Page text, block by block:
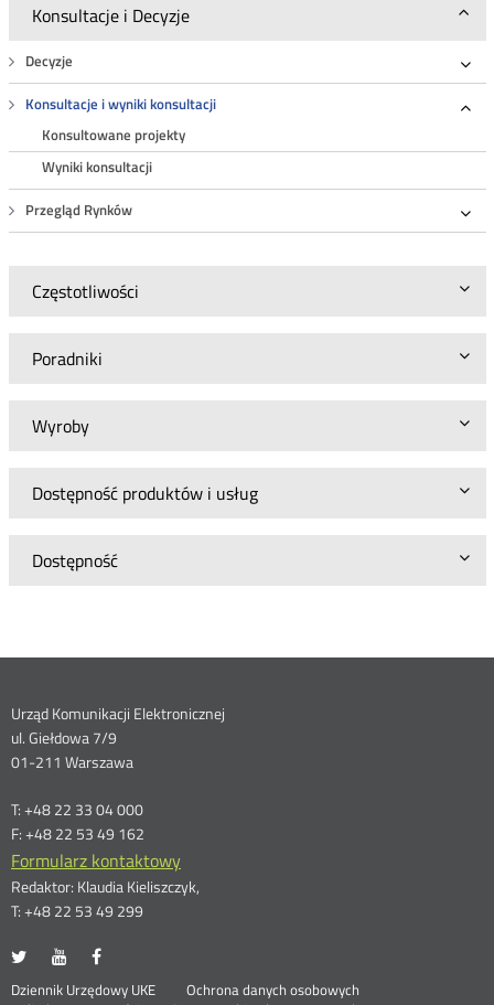
Konsultacje i Decyzje
Decyzje
Konsultacje i wyniki konsultacji
Konsultowane projekty
Wyniki konsultacji
Przegląd Rynków
Częstotliwości
Poradniki
Wyroby
Dostępność produktów i usług
Dostępność
Dane
kontaktowe
Urząd Komunikacji Elektronicznej
ul. Giełdowa 7/9
01-211 Warszawa
T: +48 22 33 04 000
F: +48 22 53 49 162
Formularz kontaktowy
Redaktor: Klaudia Kieliszczyk,
T: +48 22 53 49 299
UKE
portalu
Otwórz
nowym
UKE
portalu
Otwórz
nowymportalu
nowym
Dziennik Urzędowy UKE Otwórz
Ochrona danych osobowych